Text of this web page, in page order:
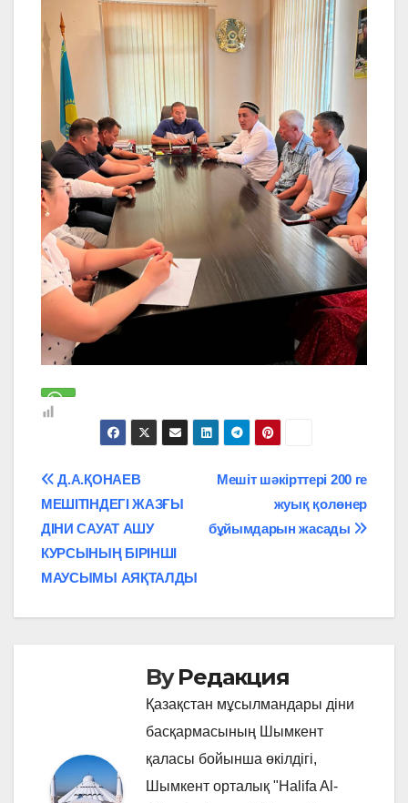
Навигация
по
записям
Мешіт шәкірттері 200 ге
жуық қолөнер
бұйымдарын жасады
Д.А.ҚОНАЕВ
МЕШІТІНДЕГІ ЖАЗҒЫ
ДІНИ САУАТ АШУ
КУРСЫНЫҢ БІРІНШІ
МАУСЫМЫ АЯҚТАЛДЫ
ByРедакция
Қазақстан мұсылмандары діни
басқармасының Шымкент
қаласы бойынша өкілдігі,
Шымкент орталық "Halifa Al-